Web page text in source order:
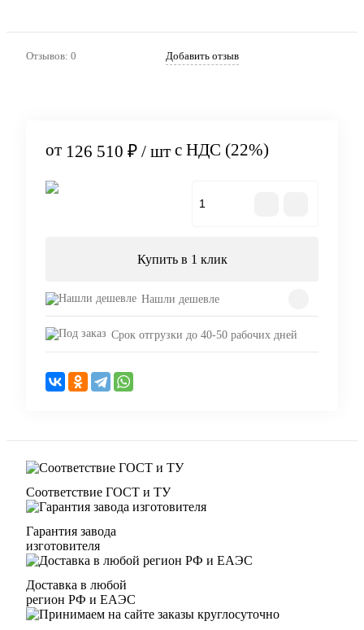
Отзывов: 0 Добавить отзыв
от 126 510 ₽ / шт с НДС (22%)
Купить в 1 клик
Нашли дешевле
Срок отгрузки до 40-50 рабочих дней
Соответствие ГОСТ и ТУ
Гарантия завода
изготовителя
Доставка в любой
регион РФ и ЕАЭС